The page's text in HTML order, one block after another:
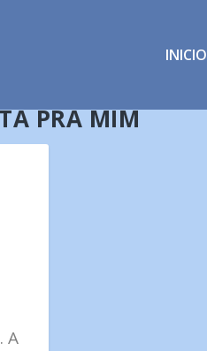
INICIO
PRA MIM
A